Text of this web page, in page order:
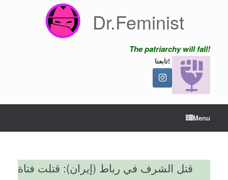
Dr.Feminist
The patriarchy will fall!
تابعنا!
Menu
قتل الشرف في رباط (إيران): قتلت فتاة